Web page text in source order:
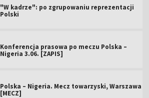
"W kadrze": po zgrupowaniu reprezentacji
Polski
Konferencja prasowa po meczu Polska –
Nigeria 3.06. [ZAPIS]
Polska – Nigeria. Mecz towarzyski, Warszawa
[MECZ]